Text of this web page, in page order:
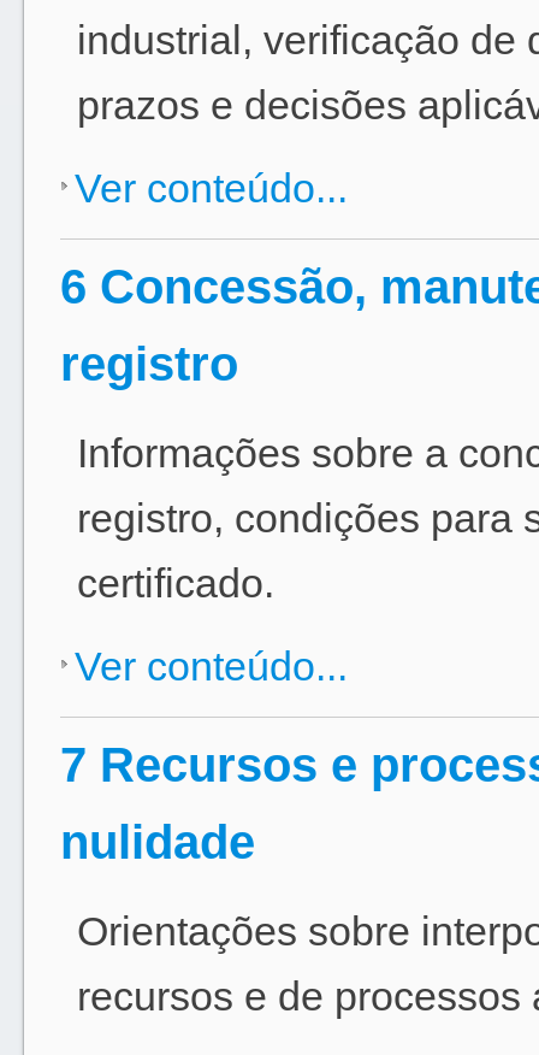
industrial, verificação de
prazos e decisões
Ver conteúdo...
6 Concessão,
registro
Informações sobre a
registro, condições para
certificado.
Ver conteúdo...
7 Recursos e
nulidade
Orientações sobre
recursos e de